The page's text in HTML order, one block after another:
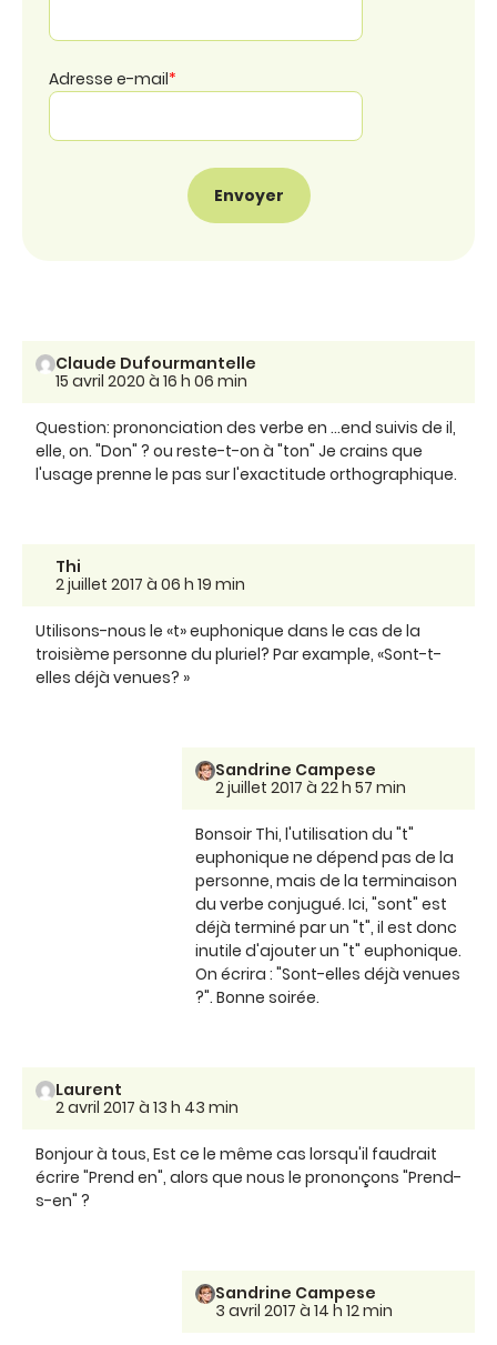
Adresse e-mail*
Claude Dufourmantelle
15 avril 2020 à 16 h 06 min
Question: prononciation des verbe en ...end suivis de il,
elle, on. "Don" ? ou reste-t-on à "ton" Je crains que
l'usage prenne le pas sur l'exactitude orthographique.
Thi
2 juillet 2017 à 06 h 19 min
Utilisons-nous le «t» euphonique dans le cas de la
troisième personne du pluriel? Par example, «Sont-t-
elles déjà venues? »
Sandrine Campese
2 juillet 2017 à 22 h 57 min
Bonsoir Thi, l'utilisation du "t"
euphonique ne dépend pas de la
personne, mais de la terminaison
du verbe conjugué. Ici, "sont" est
déjà terminé par un "t", il est donc
inutile d'ajouter un "t" euphonique.
On écrira : "Sont-elles déjà venues
?". Bonne soirée.
Laurent
2 avril 2017 à 13 h 43 min
Bonjour à tous, Est ce le même cas lorsqu'il faudrait
écrire "Prend en", alors que nous le prononçons "Prend-
s-en" ?
Sandrine Campese
3 avril 2017 à 14 h 12 min